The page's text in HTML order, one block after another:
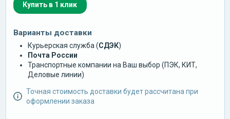
Купить в 1 клик
Варианты доставки
Курьерская служба (СДЭК)
Почта России
Транспортные компании на Ваш выбор (ПЭК, КИТ,
Деловые линии)
Точная стоимость доставки будет рассчитана при
оформлении заказа